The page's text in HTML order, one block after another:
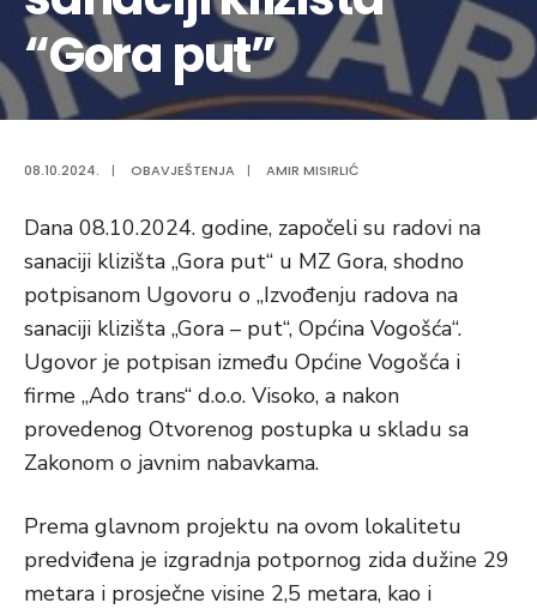
“Gora put”
08.10.2024. | OBAVJEŠTENJA | AMIR MISIRLIĆ
Dana 08.10.2024. godine, započeli su radovi na
sanaciji klizišta „Gora put“ u MZ Gora, shodno
potpisanom Ugovoru o „Izvođenju radova na
sanaciji klizišta „Gora – put“, Općina Vogošća“.
Ugovor je potpisan između Općine Vogošća i
firme „Ado trans“ d.o.o. Visoko, a nakon
provedenog Otvorenog postupka u skladu sa
Zakonom o javnim nabavkama.
Prema glavnom projektu na ovom lokalitetu
predviđena je izgradnja potpornog zida dužine 29
metara i prosječne visine 2,5 metara, kao i